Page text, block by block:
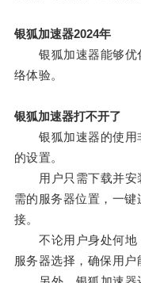
银狐加速器2024年
银狐加速器能够优
络体验。
银狐加速器打不开了
银狐加速器的使用
的设置。
用户只需下载并安
需的服务器位置，一
接。
不论用户身处何地
服务器选择，确保用户